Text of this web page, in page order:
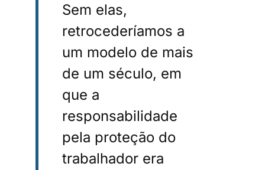
Sem elas,
retrocederíamos a
um modelo de mais
de um século, em
que a
responsabilidade
pela proteção do
trabalhador era